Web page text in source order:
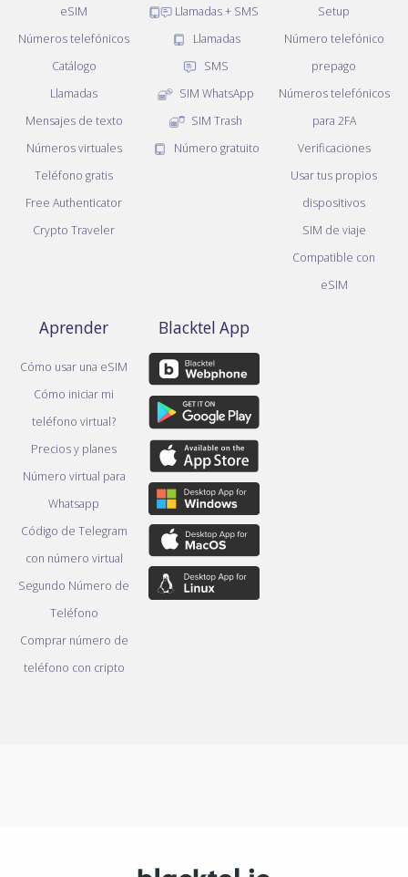
eSIM
Números telefónicos
Catálogo
Llamadas
Mensajes de texto
Números virtuales
Teléfono gratis
Free Authenticator
Crypto Traveler
Llamadas + SMS
Llamadas
SMS
SIM WhatsApp
SIM Trash
Número gratuito
Setup
Número telefónico
prepago
Números telefónicos
para 2FA
Verificaciones
Usar tus propios
dispositivos
SIM de viaje
Compatible con
eSIM
Aprender
Cómo usar una eSIM
Cómo iniciar mi
teléfono virtual?
Precios y planes
Número virtual para
Whatsapp
Código de Telegram
con número virtual
Segundo Número de
Teléfono
Comprar número de
teléfono con cripto
Blacktel App